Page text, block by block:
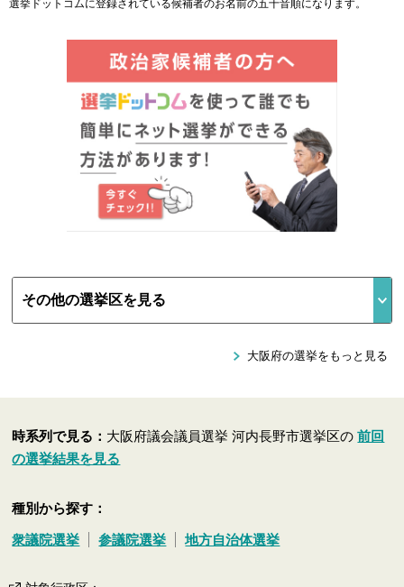
選挙ドットコムに登録されている候補者のお名前の五十音順になります。
大阪府の選挙をもっと見る
時系列で見る： 大阪府議会議員選挙 河内長野市選挙区の前回
の選挙結果を見る
種別から探す：
衆議院選挙 参議院選挙 地方自治体選挙